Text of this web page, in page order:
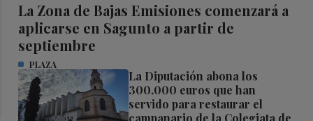
La Zona de Bajas Emisiones comenzará a
aplicarse en Sagunto a partir de
septiembre
PLAZA
La Diputación abona los
300.000 euros que han
servido para restaurar el
campanario de la Colegiata de